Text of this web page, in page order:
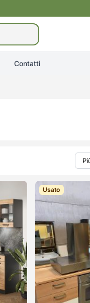
Contatti
Usato